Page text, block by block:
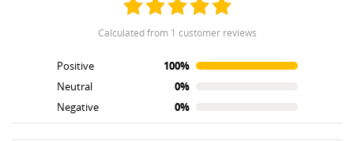
calculated from 1 customer reviews
Positive
100%
Neutral
0%
Negative
0%